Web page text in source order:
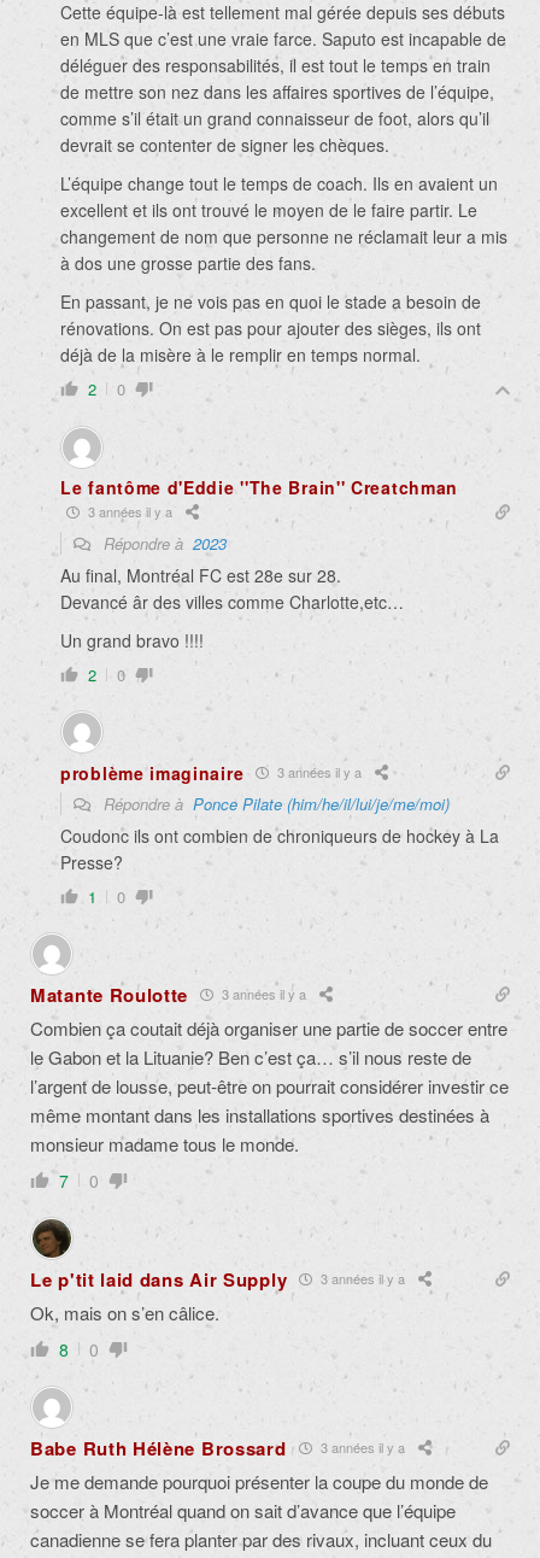
Cette équipe-là est tellement mal gérée depuis ses débuts
en MLS que c’est une vraie farce. Saputo est incapable de
déléguer des responsabilités, il est tout le temps en train
de mettre son nez dans les affaires sportives de l’équipe,
comme s’il était un grand connaisseur de foot, alors qu’il
devrait se contenter de signer les chèques.
L’équipe change tout le temps de coach. Ils en avaient un
excellent et ils ont trouvé le moyen de le faire partir. Le
changement de nom que personne ne réclamait leur a mis
à dos une grosse partie des fans.
En passant, je ne vois pas en quoi le stade a besoin de
rénovations. On est pas pour ajouter des sièges, ils ont
déjà de la misère à le remplir en temps normal.
2 0
Le fantôme d'Eddie ''The Brain'' Creatchman
3 années il y a
Répondre à 2023
Au final, Montréal FC est 28e sur 28.
Devancé âr des villes comme Charlotte,etc…
Un grand bravo !!!!
2 0
problème imaginaire 3 années il y a
Répondre à Ponce Pilate (him/he/il/lui/je/me/moi)
Coudonc ils ont combien de chroniqueurs de hockey à La
Presse?
1 0
Matante Roulotte 3 années il y a
Combien ça coutait déjà organiser une partie de soccer entre
le Gabon et la Lituanie? Ben c’est ça… s’il nous reste de
l’argent de lousse, peut-être on pourrait considérer investir ce
même montant dans les installations sportives destinées à
monsieur madame tous le monde.
7 0
Le p'tit laid dans Air Supply 3 années il y a
Ok, mais on s’en câlice.
8 0
Babe Ruth Hélène Brossard 3 années il y a
Je me demande pourquoi présenter la coupe du monde de
soccer à Montréal quand on sait d’avance que l’équipe
canadienne se fera planter par des rivaux, incluant ceux du